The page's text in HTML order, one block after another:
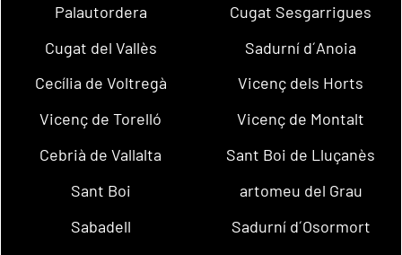
Palautordera
Cugat Sesgarrigues
Cugat del Vallès
Sadurní d´Anoia
Cecília de Voltregà
Vicenç dels Horts
Vicenç de Torelló
Vicenç de Montalt
Cebrià de Vallalta
Sant Boi de Lluçanès
Sant Boi
artomeu del Grau
Sabadell
Sadurní d´Osormort